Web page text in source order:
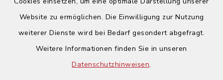
Website zu ermöglichen. Die Einwilligung zur Nutzung
weiterer Dienste wird bei Bedarf gesondert abgefragt.
Weitere Informationen finden Sie in unseren
Datenschutzhinweisen.
Barrierefreiheit